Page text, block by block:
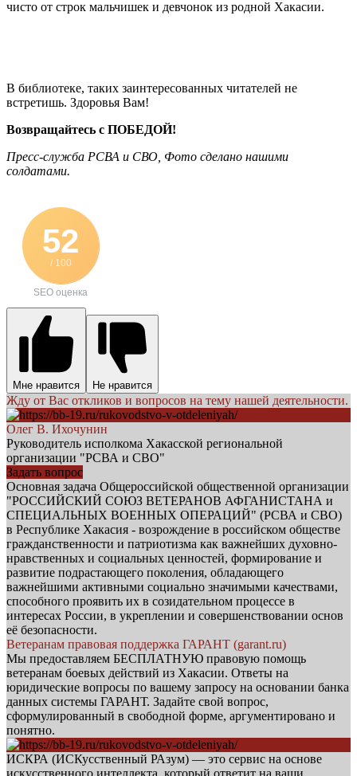
чисто от строк мальчишек и девчонок из родной Хакасии.
В библиотеке, таких заинтересованных читателей не
встретишь. Здоровья Вам!
Возвращайтесь с ПОБЕДОЙ!
Пресс-служба РСВА и СВО, Фото сделано нашими
солдатами.
52
/ 100
SEO оценка
Мне нравится Не нравится
Жду от Вас откликов и вопросов на тему нашей деятельности.
Олег В. Ихочунин
Руководитель исполкома Хакасской региональной
организации "РСВА и СВО"
Задать вопрос
Основная задача Общероссийской общественной организации
"РОССИЙСКИЙ СОЮЗ ВЕТЕРАНОВ АФГАНИСТАНА и
СПЕЦИАЛЬНЫХ ВОЕННЫХ ОПЕРАЦИЙ" (РСВА и СВО)
в Республике Хакасия - возрождение в российском обществе
гражданственности и патриотизма как важнейших духовно-
нравственных и социальных ценностей, формирование и
развитие подрастающего поколения, обладающего
важнейшими активными социально значимыми качествами,
способного проявить их в созидательном процессе в
интересах России, в укреплении и совершенствовании основ
её безопасности.
Ветеранам правовая поддержка ГАРАНТ (garant.ru)
Мы предоставляем БЕСПЛАТНУЮ правовую помощь
ветеранам боевых действий из Хакасии. Ответы на
юридические вопросы по вашему запросу на основании банка
данных системы ГАРАНТ. Задайте свой вопрос,
сформулированный в свободной форме, аргументировано и
понятно.
ИСКРА (ИСКусственный РАзум) — это сервис на основе
искусственного интеллекта, который ответит на ваши